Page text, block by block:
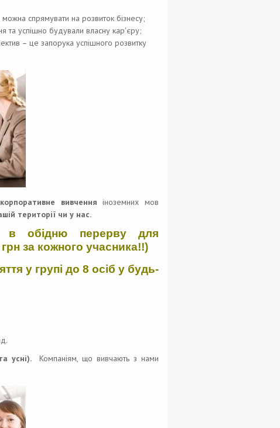
спрямувати на розвиток бізнесу;
та успішно будували власну кар'єру;
– це запорука успішного розвитку
корпоративне вивчення іноземних мов
території чи у нас.
в обідню перерву для
грн за кожного учасника!!)
у групі до 8 осіб у будь-
усні). Компаніям, що вивчають з нами